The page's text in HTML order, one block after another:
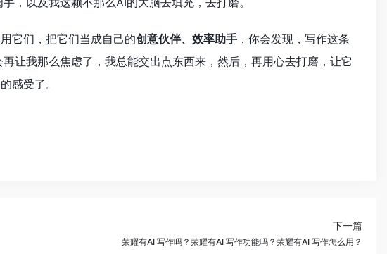
它们，把它们当成自己的创意伙伴、效率助手 ，你会发现，写作这条
让我那么焦虑了，我总能交出点东西来，然后，再用心去打磨，让它
感受了。
下一篇
荣耀有AI 写作吗？荣耀有AI 写作功能吗？荣耀有AI 写作怎么用？